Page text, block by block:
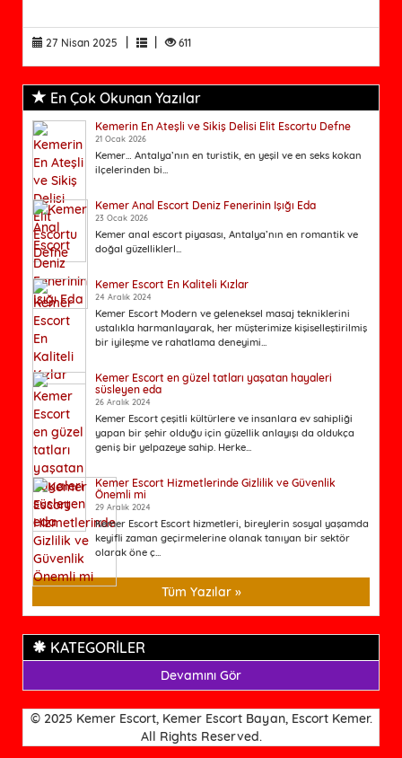
27 Nisan 2025 | | 611
En Çok Okunan Yazılar
Kemerin En Ateşli ve Sikiş Delisi Elit Escortu Defne
21 Ocak 2026
Kemer… Antalya’nın en turistik, en yeşil ve en seks kokan
ilçelerinden bi...
Kemer Anal Escort Deniz Fenerinin Işığı Eda
23 Ocak 2026
Kemer anal escort piyasası, Antalya’nın en romantik ve
doğal güzelliklerl...
Kemer Escort En Kaliteli Kızlar
24 Aralık 2024
Kemer Escort Modern ve geleneksel masaj tekniklerini
ustalıkla harmanlayarak, her müşterimize kişiselleştirilmiş
bir iyileşme ve rahatlama deneyimi...
Kemer Escort en güzel tatları yaşatan hayaleri
süsleyen eda
26 Aralık 2024
Kemer Escort çeşitli kültürlere ve insanlara ev sahipliği
yapan bir şehir olduğu için güzellik anlayışı da oldukça
geniş bir yelpazeye sahip. Herke...
Kemer Escort Hizmetlerinde Gizlilik ve Güvenlik
Önemli mi
29 Aralık 2024
Kemer Escort Escort hizmetleri, bireylerin sosyal yaşamda
keyifli zaman geçirmelerine olanak tanıyan bir sektör
olarak öne ç...
Tüm Yazılar »
KATEGORİLER
Devamını Gör
© 2025 Kemer Escort, Kemer Escort Bayan, Escort Kemer.
All Rights Reserved.